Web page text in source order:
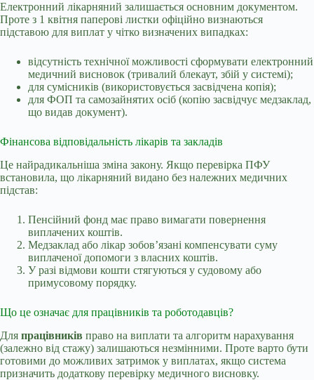
Електронний лікарняний залишається основним документом.
Проте з 1 квітня паперові листки офіційно визнаються
підставою для виплат у чітко визначених випадках:
відсутність технічної можливості сформувати електронний
медичний висновок (тривалий блекаут, збій у системі);
для сумісників (використовується засвідчена копія);
для ФОП та самозайнятих осіб (копію засвідчує медзаклад,
що видав документ).
Фінансова відповідальність лікарів та закладів
Це найрадикальніша зміна закону. Якщо перевірка ПФУ
встановила, що лікарняний видано без належних медичних
підстав:
Пенсійний фонд має право вимагати повернення
виплачених коштів.
Медзаклад або лікар зобов’язані компенсувати суму
виплаченої допомоги з власних коштів.
У разі відмови кошти стягуються у судовому або
примусовому порядку.
Що це означає для працівників та роботодавців?
Для працівників право на виплати та алгоритм нарахування
(залежно від стажу) залишаються незмінними. Проте варто бути
готовими до можливих затримок у виплатах, якщо система
призначить додаткову перевірку медичного висновку.